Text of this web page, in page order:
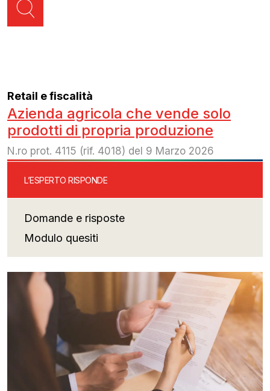
Retail e fiscalità
Azienda agricola che vende solo
prodotti di propria produzione
N.ro prot. 4115 (rif. 4018) del 9 Marzo 2026
L’ESPERTO RISPONDE
Domande e risposte
Modulo quesiti